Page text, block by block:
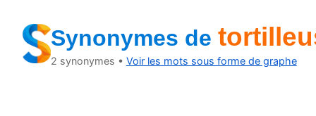
Synonymes de
2 synonymes • Voir les mots sous forme de graphe